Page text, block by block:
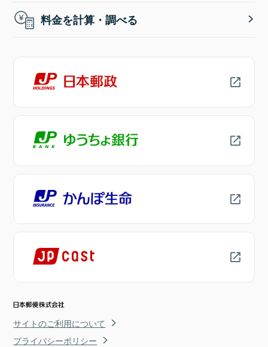
料金を計算・調べる
サイトのご利用について
プライバシーポリシー